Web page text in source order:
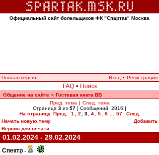
Официальный сайт болельщиков ФК "Спартак" Москва
Полная версия Вход • Регистрация
FAQ • Поиск
Общение на сайте » Гостевая книга ВВ
Пред. тема | След. тема
Страница 3 из 57 [ Сообщений: 2816 ]
На страницу Пред. 1 2 3, 4 5 6 57
След.
Начать новую тему
Добавить
Версия для печати
01.02.2024 - 29.02.2024
Спектр -